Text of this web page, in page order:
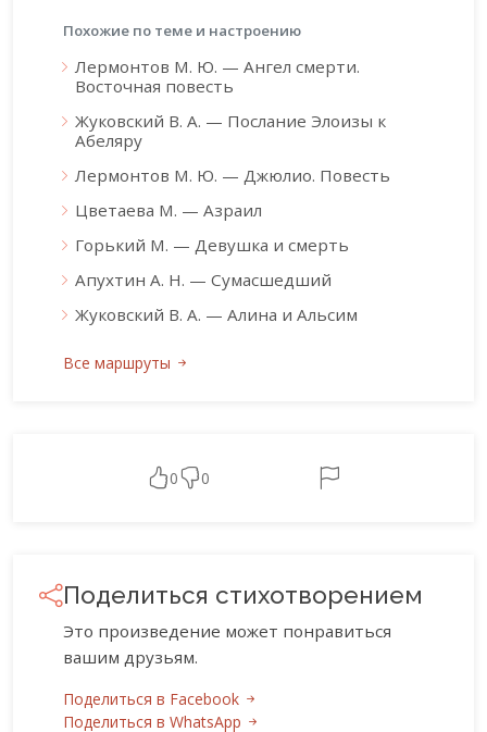
Похожие по теме и настроению
Лермонтов М. Ю. — Ангел смерти.
Восточная повесть
Жуковский В. А. — Послание Элоизы к
Абеляру
Лермонтов М. Ю. — Джюлио. Повесть
Цветаева М. — Азраил
Горький М. — Девушка и смерть
Апухтин А. Н. — Сумасшедший
Жуковский В. А. — Алина и Альсим
Все маршруты
0 0
Поделиться стихотворением
Это произведение может понравиться
вашим друзьям.
Поделиться в Facebook
Поделиться в WhatsApp